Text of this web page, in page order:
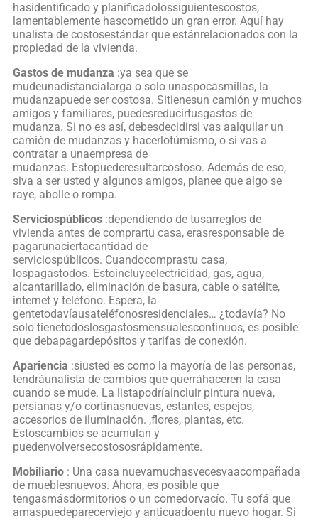
hasidentificado y planificadolossiguientescostos,
lamentablemente hascometido un gran error. Aquí hay
unalista de costosestándar que estánrelacionados con la
propiedad de la vivienda.
Gastos de mudanza :ya sea que se
mudeunadistancialarga o solo unaspocasmillas, la
mudanzapuede ser costosa. Sitienesun camión y muchos
amigos y familiares, puedesreducirtusgastos de
mudanza. Si no es así, debesdecidirsi vas aalquilar un
camión de mudanzas y hacerlotúmismo, o si vas a
contratar a unaempresa de
mudanzas. Estopuederesultarcostoso. Además de eso,
siva a ser usted y algunos amigos, planee que algo se
raye, abolle o rompa.
Serviciospúblicos :dependiendo de tusarreglos de
vivienda antes de comprartu casa, erasresponsable de
pagarunaciertacantidad de
serviciospúblicos. Cuandocomprastu casa,
lospagastodos. Estoincluyeelectricidad, gas, agua,
alcantarillado, eliminación de basura, cable o satélite,
internet y teléfono. Espera, la
gentetodavíausateléfonosresidenciales… ¿todavía? No
solo tienetodoslosgastosmensualescontinuos, es posible
que debapagardepósitos y tarifas de conexión.
Apariencia :siusted es como la mayoría de las personas,
tendráunalista de cambios que querráhaceren la casa
cuando se mude. La listapodríaincluir pintura nueva,
persianas y/o cortinasnuevas, estantes, espejos,
accesorios de iluminación. ,flores, plantas, etc.
Estoscambios se acumulan y
puedenvolversecostososrápidamente.
Mobiliario : Una casa nuevamuchasvecesvaacompañada
de mueblesnuevos. Ahora, es posible que
tengasmásdormitorios o un comedorvacío. Tu sofá que
amaspuedeparecerviejo y anticuadoentu nuevo hogar. Si